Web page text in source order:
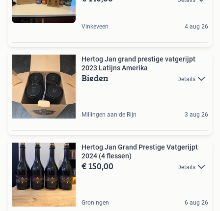
Vinkeveen 4 aug 26
Hertog Jan grand prestige vatgerijpt
2023 Latijns Amerika
Bieden Details
Millingen aan de Rijn 3 aug 26
Hertog Jan Grand Prestige Vatgerijpt
2024 (4 flessen)
€ 150,00 Details
Groningen 6 aug 26